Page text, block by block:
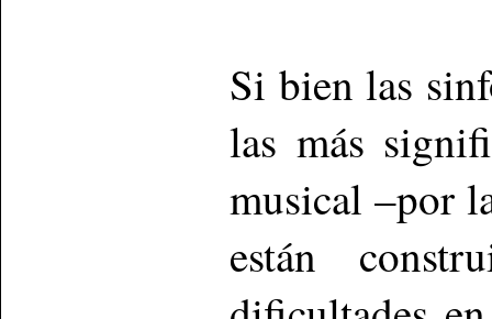
Si bien las
las más
musical –por
están